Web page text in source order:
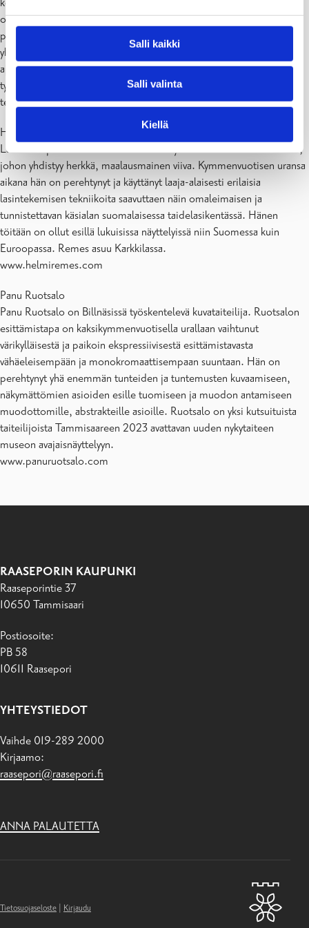
Salli kaikki
Salli valinta
Kiellä
on juuri se mitä aluksi suunniteltiin. ”Visuaalisten seikkojen ratkaisu
prosessissa oli selkeää, mutta kahden täysin erilaisen materiaalin
yhdistäminen ei ollut helppoa. Mutta enpä voisi parempaa työparia
ajatella kuin Panu, meidän ajatukset menevät täysin yhteen ja
työskentely oli haasteidenkin edessä antoisaa.” Helmi Remes kuvaa
teosten syntyprosessia.
Helmi Remes
Lasitaiteilija Helmi Remeksen teosten ydin on selkeässä muodossa,
johon yhdistyy herkkä, maalausmainen viiva. Kymmenvuotisen uransa
aikana hän on perehtynyt ja käyttänyt laaja-alaisesti erilaisia
lasintekemisen tekniikoita saavuttaen näin omaleimaisen ja
tunnistettavan käsialan suomalaisessa taidelasikentässä. Hänen
töitään on ollut esillä lukuisissa näyttelyissä niin Suomessa kuin
Euroopassa. Remes asuu Karkkilassa.
www.helmiremes.com
Panu Ruotsalo
Panu Ruotsalo on Billnäsissä työskentelevä kuvataiteilija. Ruotsalon
esittämistapa on kaksikymmenvuotisella urallaan vaihtunut
värikylläisestä ja paikoin ekspressiivisestä esittämistavasta
vähäeleisempään ja monokromaattisempaan suuntaan. Hän on
perehtynyt yhä enemmän tunteiden ja tuntemusten kuvaamiseen,
näkymättömien asioiden esille tuomiseen ja muodon antamiseen
muodottomille, abstrakteille asioille. Ruotsalo on yksi kutsuituista
taiteilijoista Tammisaareen 2023 avattavan uuden nykytaiteen
museon avajaisnäyttelyyn.
www.panuruotsalo.com
RAASEPORIN KAUPUNKI
Raaseporintie 37
10650 Tammisaari
Postiosoite:
PB 58
10611 Raasepori
YHTEYSTIEDOT
Vaihde 019-289 2000
Kirjaamo:
raasepori@raasepori.fi
ANNA PALAUTETTA
Tietosuojaseloste Kirjaudu